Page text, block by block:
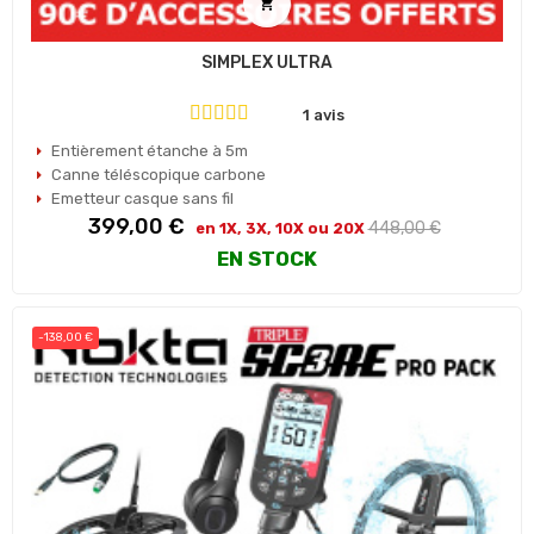

SIMPLEX ULTRA
1 avis
Entièrement étanche à 5m
Canne téléscopique carbone
Emetteur casque sans fil
Prix
399,00 € en 1X, 3X, 10X ou 20X Prix
448,00 €
EN STOCK
-138,00 €